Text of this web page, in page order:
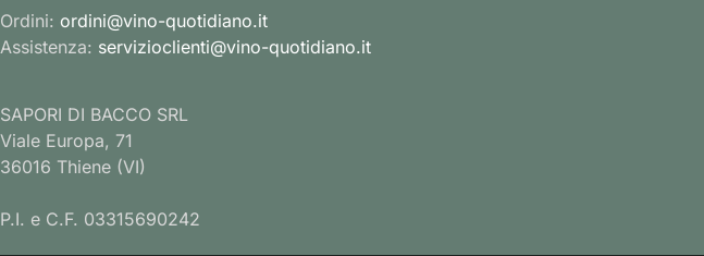
Ordini: ordini@vino-quotidiano.it
Assistenza: servizioclienti@vino-quotidiano.it
SAPORI DI BACCO SRL
Viale Europa, 71
36016 Thiene (VI)
P.I. e C.F. 03315690242